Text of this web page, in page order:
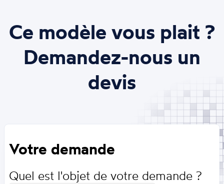
Ce modèle vous plait ?
Demandez-nous un
devis
Votre demande
Quel est l'objet de votre demande ?